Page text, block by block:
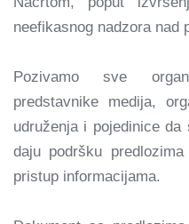
neefikasnog nadzora nad
Pozivamo sve
predstavnike medija,
udruženja i pojedinice
daju podršku
pristup informacijama.